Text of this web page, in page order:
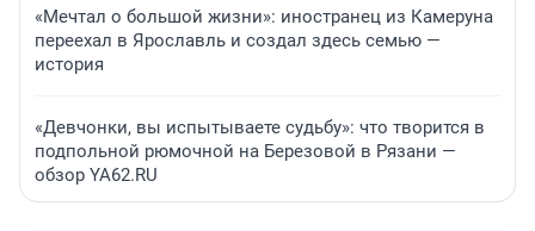
«Мечтал о большой жизни»: иностранец из Камеруна
переехал в Ярославль и создал здесь семью —
история
«Девчонки, вы испытываете судьбу»: что творится в
подпольной рюмочной на Березовой в Рязани —
обзор YA62.RU